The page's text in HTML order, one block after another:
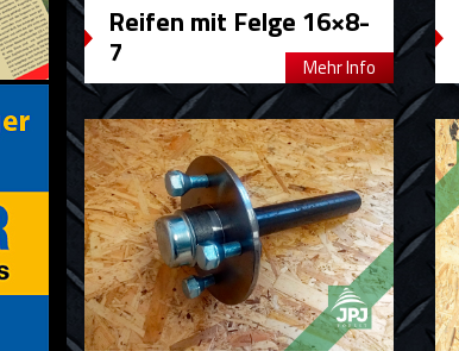
Reifen mit Felge 16×8-
7 Mehr Info